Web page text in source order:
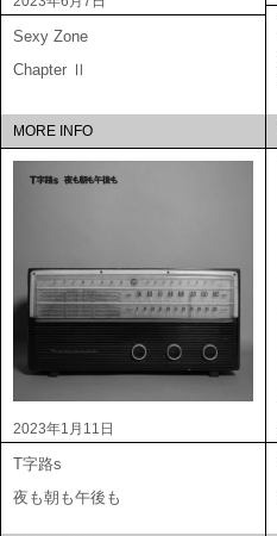
Sexy Zone
Chapter Ⅱ
MORE INFO
2023年1月11日
T字路s
夜も朝も午後も